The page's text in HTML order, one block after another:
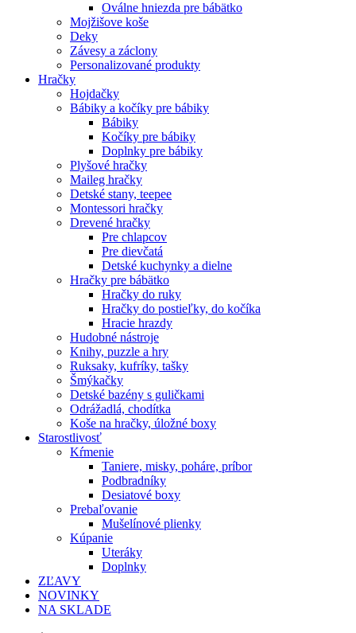
Oválne hniezda pre bábätko
Mojžišove koše
Deky
Závesy a záclony
Personalizované produkty
Hračky
Hojdačky
Bábiky a kočíky pre bábiky
Bábiky
Kočíky pre bábiky
Doplnky pre bábiky
Plyšové hračky
Maileg hračky
Detské stany, teepee
Montessori hračky
Drevené hračky
Pre chlapcov
Pre dievčatá
Detské kuchynky a dielne
Hračky pre bábätko
Hračky do ruky
Hračky do postieľky, do kočíka
Hracie hrazdy
Hudobné nástroje
Knihy, puzzle a hry
Ruksaky, kufríky, tašky
Šmýkačky
Detské bazény s guličkami
Odrážadlá, chodítka
Koše na hračky, úložné boxy
Starostlivosť
Kŕmenie
Taniere, misky, poháre, príbor
Podbradníky
Desiatové boxy
Prebaľovanie
Mušelínové plienky
Kúpanie
Uteráky
Doplnky
ZĽAVY
NOVINKY
NA SKLADE